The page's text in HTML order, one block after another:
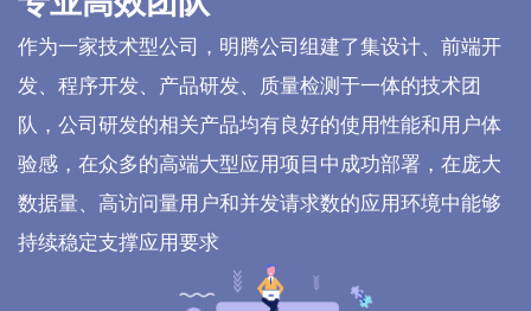
作为一家技术型公司，明腾公司组建了集设计、前端开
发、程序开发、产品研发、质量检测于一体的技术团
队，公司研发的相关产品均有良好的使用性能和用户体
验感，在众多的高端大型应用项目中成功部署，在庞大
数据量、高访问量用户和并发请求数的应用环境中能够
持续稳定支撑应用要求